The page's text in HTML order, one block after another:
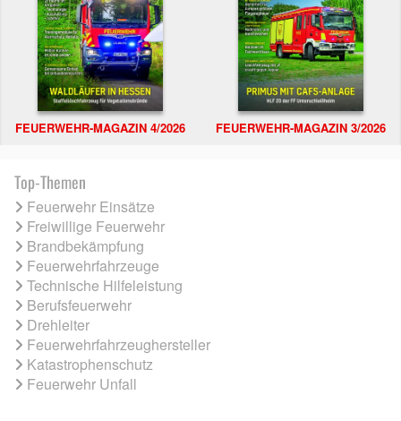
FEUERWEHR-MAGAZIN 4/2026 FEUERWEHR-MAGAZIN 3/2026
Top-Themen
Feuerwehr Einsätze
Freiwillige Feuerwehr
Brandbekämpfung
Feuerwehrfahrzeuge
Technische Hilfeleistung
Berufsfeuerwehr
Drehleiter
Feuerwehrfahrzeughersteller
Katastrophenschutz
Feuerwehr Unfall